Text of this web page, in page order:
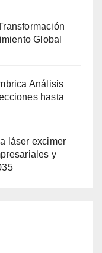
Global
Análisis
hasta
láser excimer
y